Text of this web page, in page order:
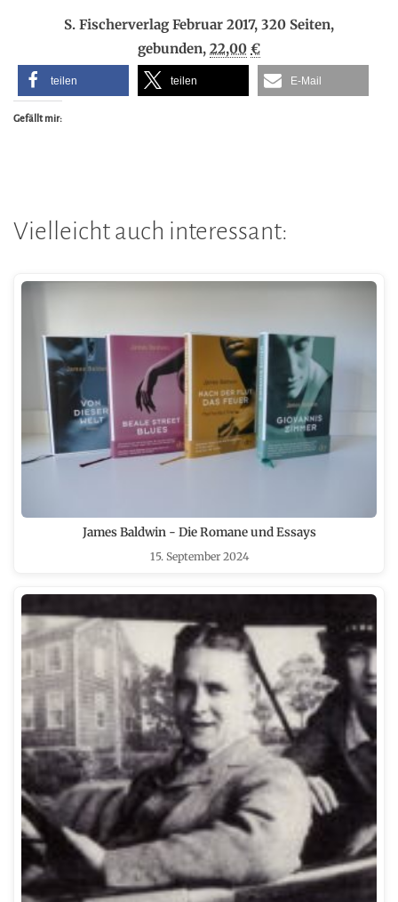
S. Fischerverlag Februar 2017, 320 Seiten,
gebunden, 22,00 €
teilen teilen E-Mail
Gefällt mir:
Vielleicht auch interessant:
James Baldwin - Die Romane und Essays
15. September 2024